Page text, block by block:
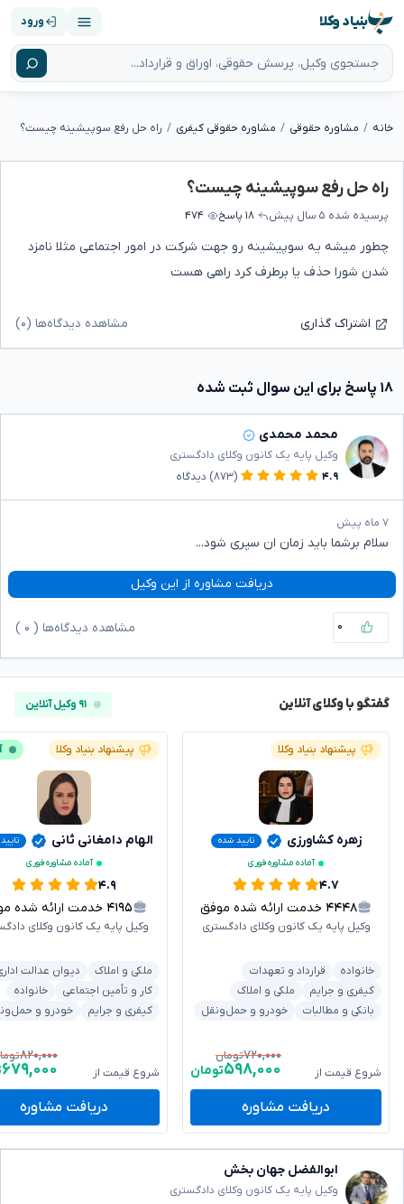
بنیاد وکلا ورود
خانه مشاوره حقوقی مشاوره حقوقی کیفری راه حل رفع سوپیشینه چیست؟
راه حل رفع سوپیشینه چیست؟
پرسیده شده ۵ سال پیش ۱۸ پاسخ ۴۷۴
چطور میشه یه سوپیشینه رو جهت شرکت در امور اجتماعی مثلا نامزد
شدن شورا حذف یا برطرف کرد راهی هست
اشتراک گذاری مشاهده دیدگاه‌ها (۰)
۱۸ پاسخ برای این سوال ثبت شده
محمد محمدی
وکیل پایه یک کانون وکلای دادگستری
۴.۹
(۸۷۳) دیدگاه
۷ ماه پیش
سلام برشما باید زمان ان سپری شود..‌.
دریافت مشاوره از این وکیل
۰ مشاهده دیدگاه‌ها ( ۰
گفتگو با وکلای آنلاین ۹۱ وکیل آنلاین
پیشنهاد بنیاد وکلا
زهره کشاورزی
تایید شده
آماده مشاوره فوری
۴.۷
۴۴۴۸ خدمت ارائه شده موفق
وکیل پایه یک کانون وکلای دادگستری
خانواده
قرارداد و تعهدات
کیفری و جرایم
ملکی و املاک
بانکی و مطالبات
خودرو و حمل‌ونقل
شروع قیمت از
۷۲۰,۰۰۰تومان
۵۹۸,۰۰۰تومان
دریافت مشاوره
پیشنهاد بنیاد وکلا
الهام دامغانی ثانی
آماده مشاوره فوری
۴.۹
۴۱۹۵ خدمت ارائه شده موفق
وکیل پایه یک کانون وکلای
ملکی و املاک
دیوان عدالت
کار و تأمین اجتماعی
خانواده
کیفری و جرایم
خودرو و
شروع قیمت از
۸۲۰,۰۰۰
۶۷۹,۰۰۰
دریافت مشاوره
ابوالفضل جهان بخش
وکیل پایه یک کانون وکلای دادگستری